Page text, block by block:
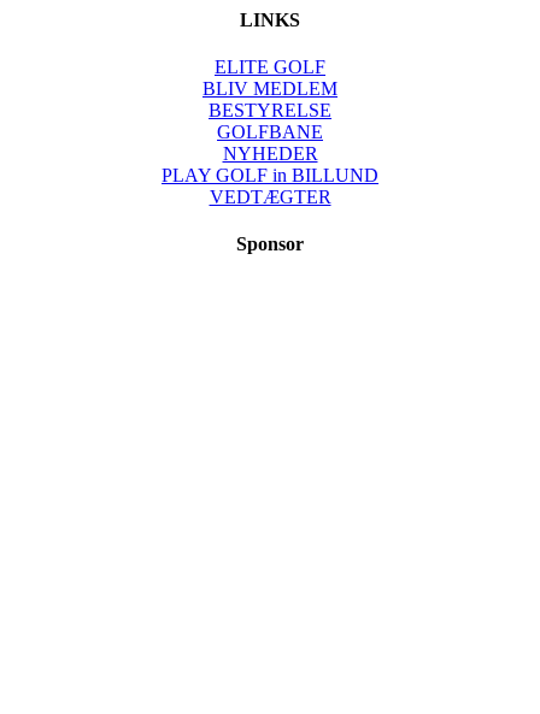
LINKS
ELITE GOLF
BLIV MEDLEM
BESTYRELSE
GOLFBANE
NYHEDER
PLAY GOLF in BILLUND
VEDTÆGTER
Sponsor